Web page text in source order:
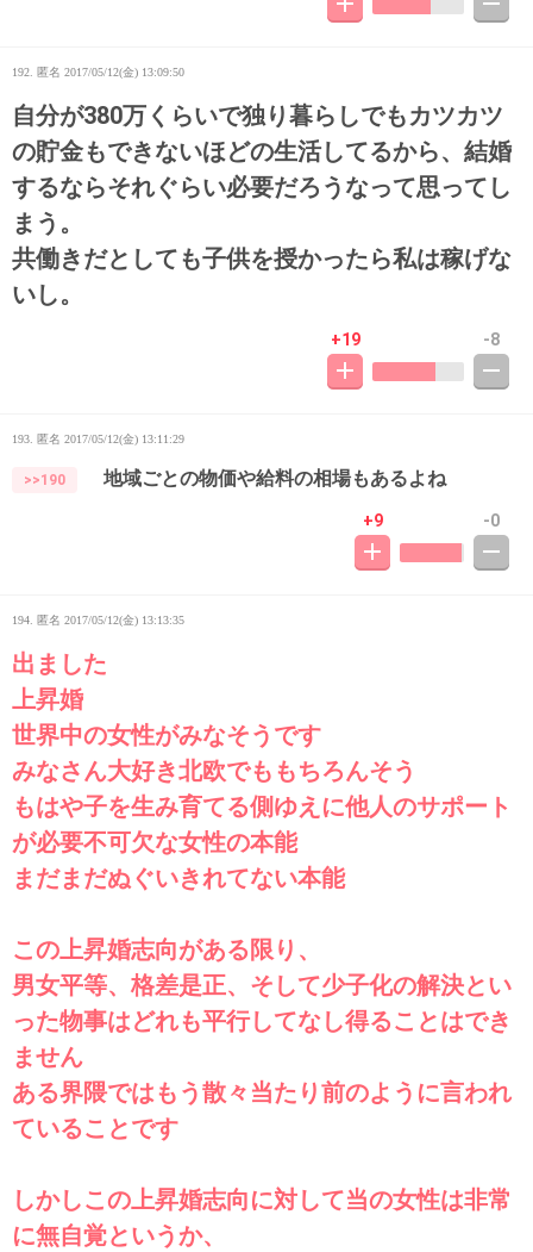
192. 匿名 2017/05/12(金) 13:09:50
自分が380万くらいで独り暮らしでもカツカツ
の貯金もできないほどの生活してるから、結婚
するならそれぐらい必要だろうなって思ってし
まう。
共働きだとしても子供を授かったら私は稼げな
いし。
+19 -8
193. 匿名 2017/05/12(金) 13:11:29
>>190 地域ごとの物価や給料の相場もあるよね
+9 -0
194. 匿名 2017/05/12(金) 13:13:35
出ました
上昇婚
世界中の女性がみなそうです
みなさん大好き北欧でももちろんそう
もはや子を生み育てる側ゆえに他人のサポート
が必要不可欠な女性の本能
まだまだぬぐいきれてない本能
この上昇婚志向がある限り、
男女平等、格差是正、そして少子化の解決とい
った物事はどれも平行してなし得ることはでき
ません
ある界隈ではもう散々当たり前のように言われ
ていることです
しかしこの上昇婚志向に対して当の女性は非常
に無自覚というか、